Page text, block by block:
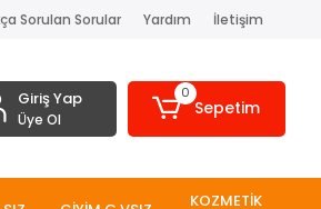
Sorulan Sorular Yardım İletişim
Giriş Yap
Üye Ol
0
Sepetim
KOZMETİK